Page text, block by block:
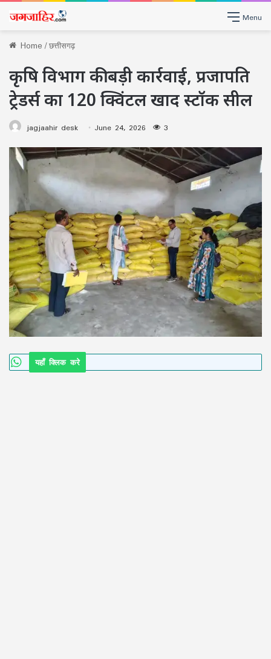
Menu
Home/छत्तीसगढ़
कृषि विभाग की बड़ी कार्रवाई, प्रजापति
ट्रेडर्स का 120 क्विंटल खाद स्टॉक सील
jagjaahir desk June 24, 2026 3
यहाँ क्लिक करे